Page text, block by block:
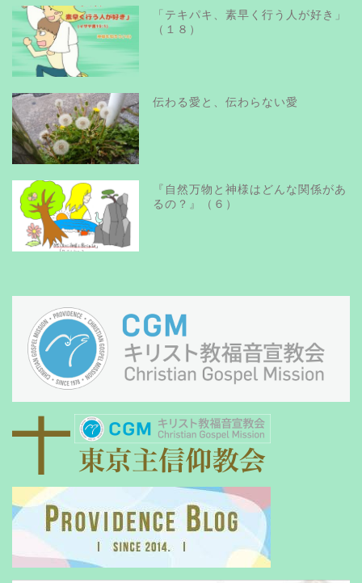
「テキパキ、素早く行う人が好き」
（１８）
伝わる愛と、伝わらない愛
『自然万物と神様はどんな関係があ
るの？』（６）